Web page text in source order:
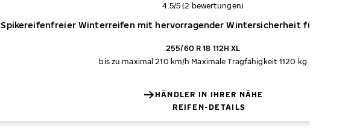
Spikereifenfreier Winterreifen mit hervorragender Wintersicherheit für SUVs
Gesamtbewertung
4.5/5 (2 bewertungen)
255/60 R 18 112H XL
bis zu maximal 210 km/h Maximale Tragfähigkeit 1120 kg
HÄNDLER IN IHRER NÄHE
REIFEN-DETAILS